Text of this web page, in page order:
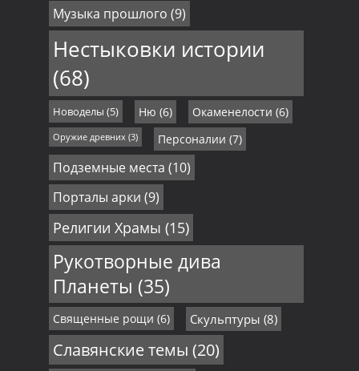
Музыка прошлого (9)
Нестыковки истории
(68)
Новоделы (5) Ню (6) Окаменелости (6)
Оружие древних(3) Персоналии (7)
Подземные места (10)
Порталы арки (9)
Религии Храмы (15)
Рукотворные дива
Планеты (35)
Священные рощи (6) Скульптуры (8)
Славянские темы (20)